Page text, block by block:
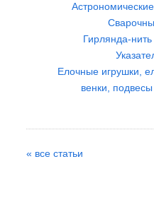
Гирлянда-
Елочные игрушки,
венки,
« все статьи